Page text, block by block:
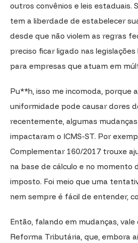
outros convênios e leis estaduais.
tem a liberdade de estabelecer
desde que não violem as regras
preciso ficar ligado nas
para empresas que atuam em
Pu**h, isso me incomoda, porque
uniformidade pode causar dores
recentemente, algumas
impactaram o ICMS-ST. Por
Complementar 160/2017 trouxe
na base de cálculo e no momento
imposto. Foi meio que uma
nem sempre é fácil de entender,
Então, falando em mudanças,
Reforma Tributária, que, embora